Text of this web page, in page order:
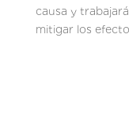
causa y
mitigar los